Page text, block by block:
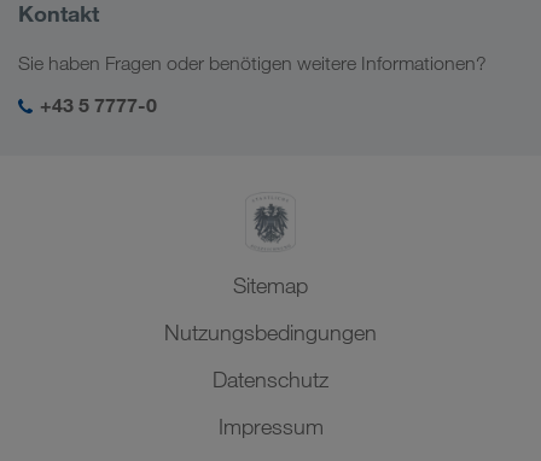
Digitale Lösungen
Kaukasus
Zentralasien
Naher Osten
Firmeninformation
Soziale Verantwortung
SHEQ-Management
Kontakt
Sie haben Fragen oder benötigen weitere Informationen?
+43 5 7777-0
Sitemap
Nutzungsbedingungen
Datenschutz
Impressum